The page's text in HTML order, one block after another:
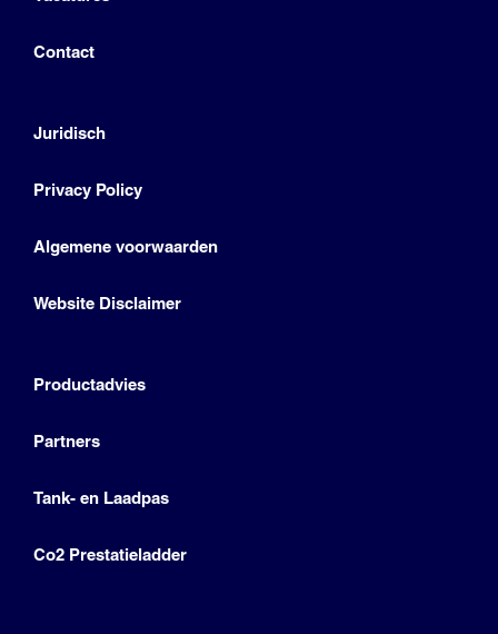
Contact
Juridisch
Privacy Policy
Algemene voorwaarden
Website Disclaimer
Productadvies
Partners
Tank- en Laadpas
Co2 Prestatieladder